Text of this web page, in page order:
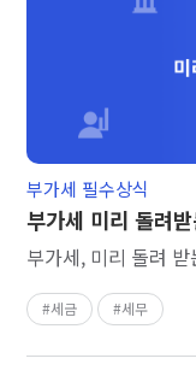
부가세 미리 돌려
부가세, 미리 돌려
부가세 필수상식
세금 세무